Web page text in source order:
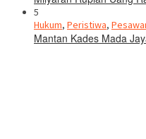
5
Hukum, Peristiwa,
Mantan Kades Mada